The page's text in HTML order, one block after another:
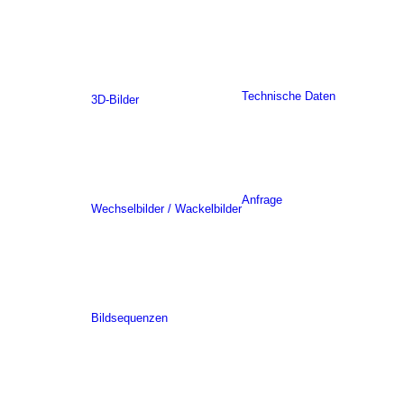
3D-Bilder
Wechselbilder / Wackelbilder
Bildsequenzen
Technische Daten
Anfrage